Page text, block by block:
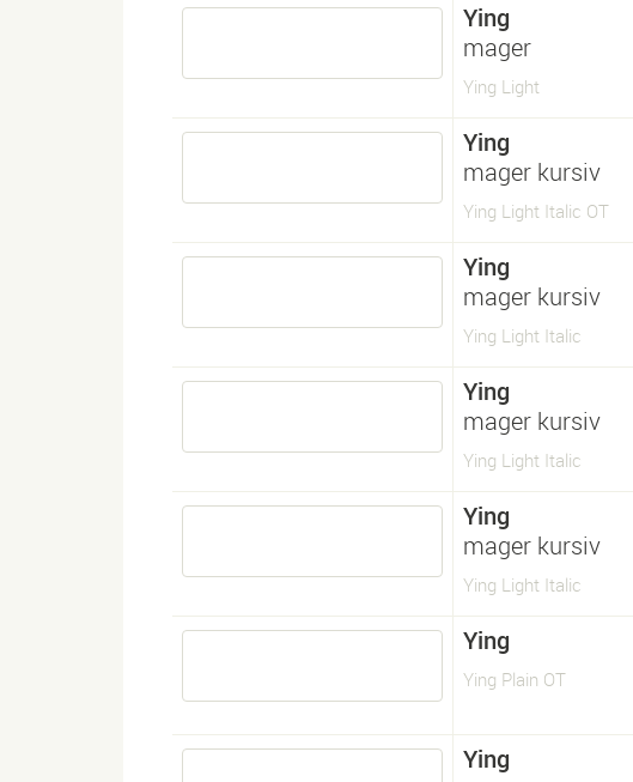
Ying
mager
Ying Light
Ying
mager kursiv
Ying Light Italic OT
Ying
mager kursiv
Ying Light Italic
Ying
mager kursiv
Ying Light Italic
Ying
mager kursiv
Ying Light Italic
Ying
Ying Plain OT
Ying